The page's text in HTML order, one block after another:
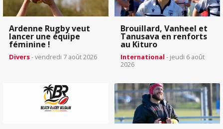
Ardenne Rugby veut
lancer une équipe
féminine !
Divers- vendredi 7 août 2026
Brouillard, Vanheel et
Tanusava en renforts
au Kituro
International - jeudi 6 août
2026